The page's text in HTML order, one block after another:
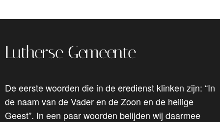
Lutherse Gemeente
De eerste woorden die in de eredienst klinken zijn: “In
de naam van de Vader en de Zoon en de heilige
Geest”. In een paar woorden belijden wij daarmee